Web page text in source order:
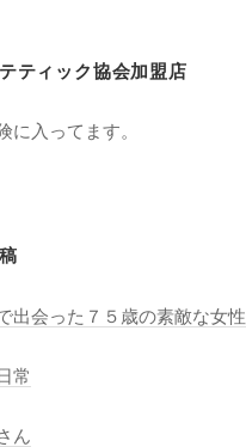
ティック協会加盟店
に入ってます。
出会った７５歳の素敵な女性
常
ん